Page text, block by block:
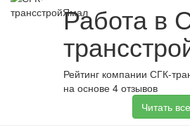
Работа в
Рейтинг компании СГК-
на основе 4 отзывов
Читать